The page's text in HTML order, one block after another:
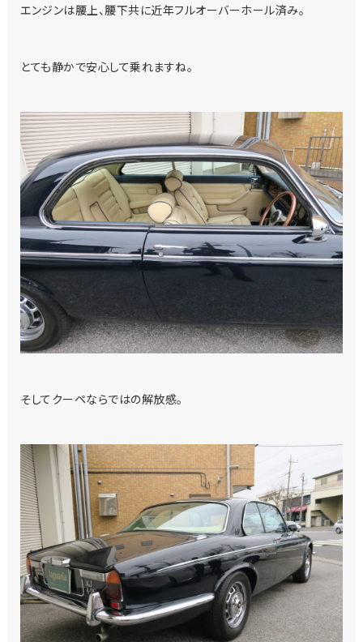
エンジンは腰上、腰下共に近年フルオーバーホール済み。
とても静かで安心して乗れますね。
そしてクーペならではの解放感。